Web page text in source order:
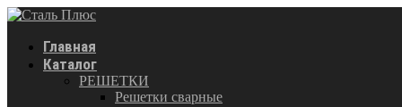
Главная
Каталог
РЕШЕТКИ
Решетки сварные